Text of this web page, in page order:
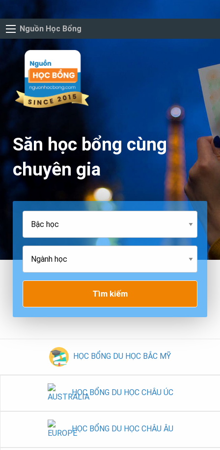
Nguồn Học Bổng
Săn học bổng cùng
chuyên gia
Tìm kiếm
HỌC BỔNG DU HỌC BẮC MỸ
HỌC BỔNG DU HỌC CHÂU ÚC
HỌC BỔNG DU HỌC CHÂU ÂU